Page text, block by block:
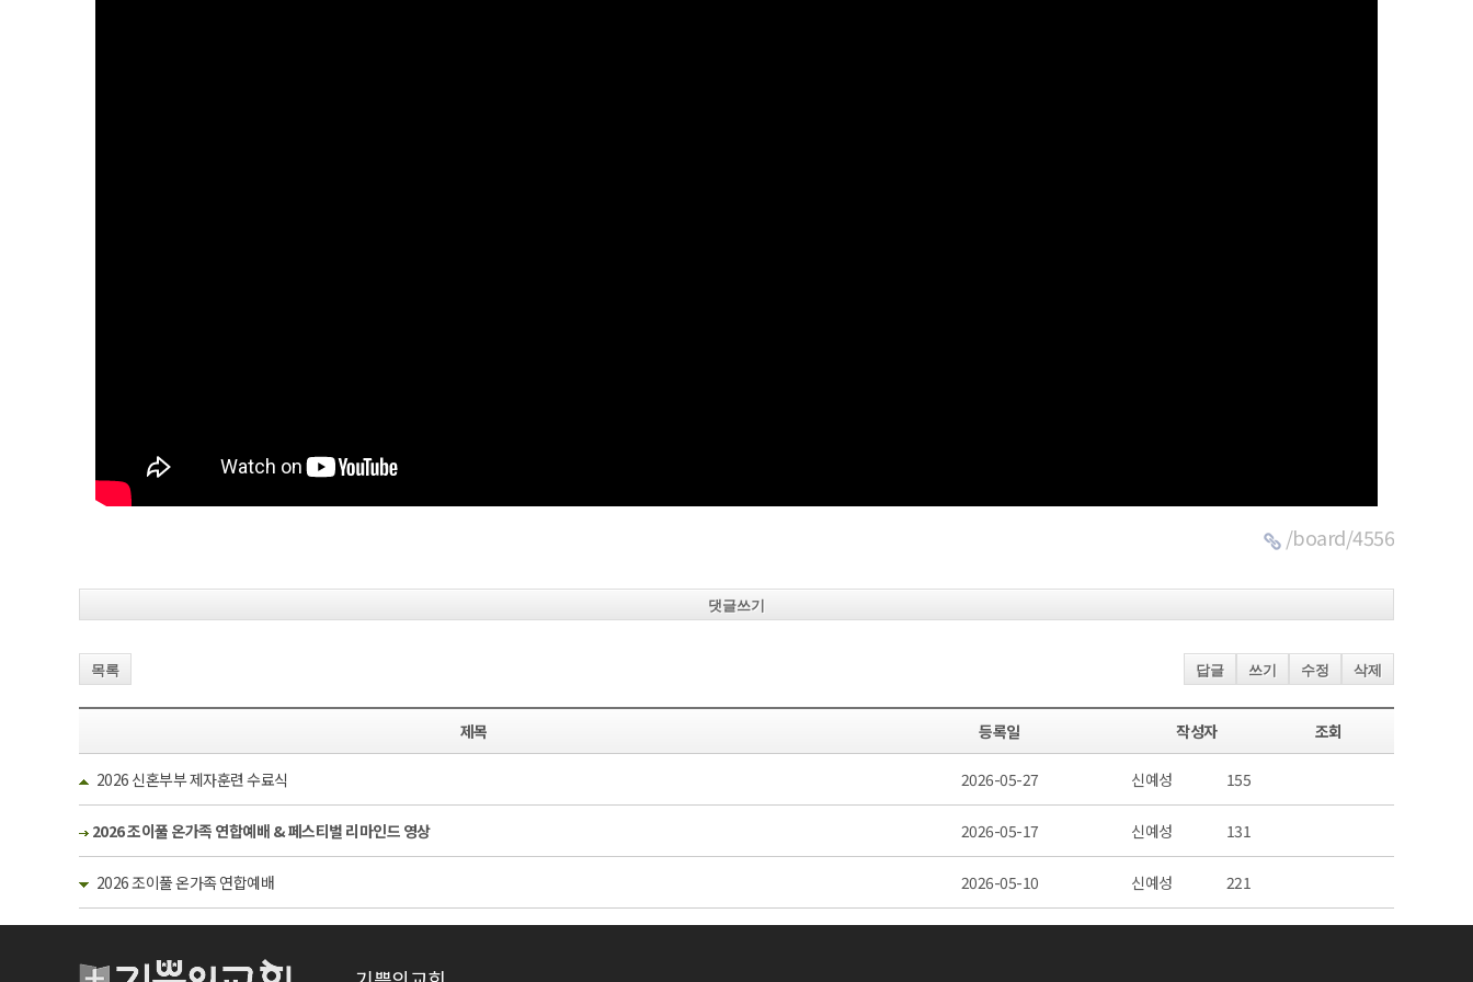
/board/4556
댓글쓰기
목록 답글 쓰기 수정 삭제
제목 등록일 작성자 조회
2026 신혼부부 제자훈련 수료식 2026-05-27 신예성 155
2026 조이풀 온가족 연합예배 & 페스티벌 리마인드 영상 2026-05-17 신예성 131
2026 조이풀 온가족 연합예배 2026-05-10 신예성 221